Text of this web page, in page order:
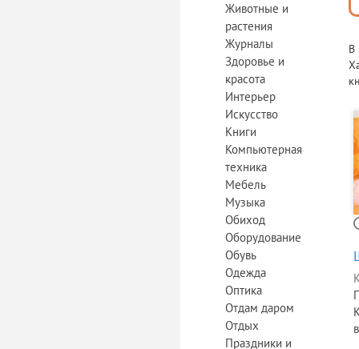
Животные и
растения
Журналы
Здоровье и
красота
Интерьер
Искусство
Книги
Компьютерная
техника
Мебель
Музыка
Обиход
Оборудование
Обувь
Одежда
Оптика
Отдам даром
Отдых
Праздники и
В